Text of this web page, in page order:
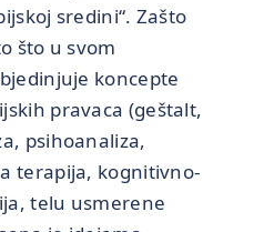
sredini“. Zašto
što u svom
koncepte
pravaca (geštalt,
psihoanaliza,
terapija, kognitivno-
telu usmerene